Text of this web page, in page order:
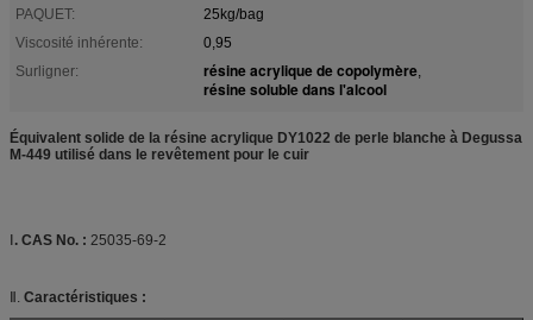
PAQUET:
25kg/bag
Viscosité inhérente:
0,95
Surligner:
résine acrylique de copolymère,
résine soluble dans l'alcool
Équivalent solide de la résine acrylique DY1022 de perle blanche à Degussa
M-449 utilisé dans le revêtement pour le cuir
Ⅰ. CAS No. : 25035-69-2
Ⅱ. Caractéristiques :